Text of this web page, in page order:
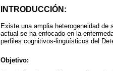
INTRODUCCIÓN:
Existe una amplia heterogeneidad
actual se ha enfocado en la
perfiles cognitivos-lingüísticos del
Objetivo: